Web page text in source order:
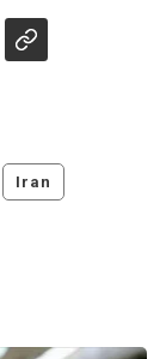
Iran